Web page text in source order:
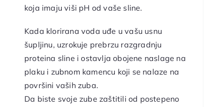
koja imaju viši pH od vaše sline.
Kada klorirana voda uđe u vašu usnu
šupljinu, uzrokuje prebrzu razgradnju
proteina sline i ostavlja obojene naslage na
plaku i zubnom kamencu koji se nalaze na
površini vaših zuba.
Da biste svoje zube zaštitili od postepeno